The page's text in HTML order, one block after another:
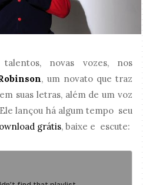
novas vozes, nos
, um novato que traz
suas letras, além de um voz
lançou há algum tempo seu
grátis, baixe e escute: